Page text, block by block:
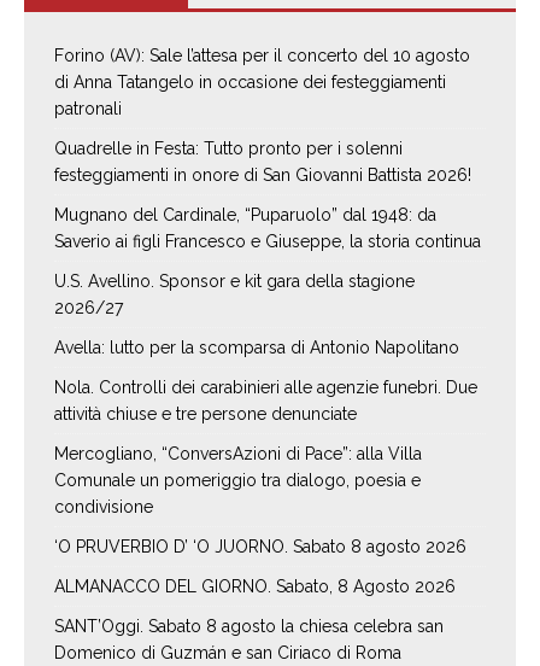
Forino (AV): Sale l’attesa per il concerto del 10 agosto
di Anna Tatangelo in occasione dei festeggiamenti
patronali
Quadrelle in Festa: Tutto pronto per i solenni
festeggiamenti in onore di San Giovanni Battista 2026!
Mugnano del Cardinale, “Puparuolo” dal 1948: da
Saverio ai figli Francesco e Giuseppe, la storia continua
U.S. Avellino. Sponsor e kit gara della stagione
2026/27
Avella: lutto per la scomparsa di Antonio Napolitano
Nola. Controlli dei carabinieri alle agenzie funebri. Due
attività chiuse e tre persone denunciate
Mercogliano, “ConversAzioni di Pace”: alla Villa
Comunale un pomeriggio tra dialogo, poesia e
condivisione
‘O PRUVERBIO D’ ‘O JUORNO. Sabato 8 agosto 2026
ALMANACCO DEL GIORNO. Sabato, 8 Agosto 2026
SANT’Oggi. Sabato 8 agosto la chiesa celebra san
Domenico di Guzmán e san Ciriaco di Roma